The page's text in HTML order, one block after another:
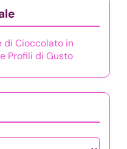
di Cioccolato in
Profili di Gusto